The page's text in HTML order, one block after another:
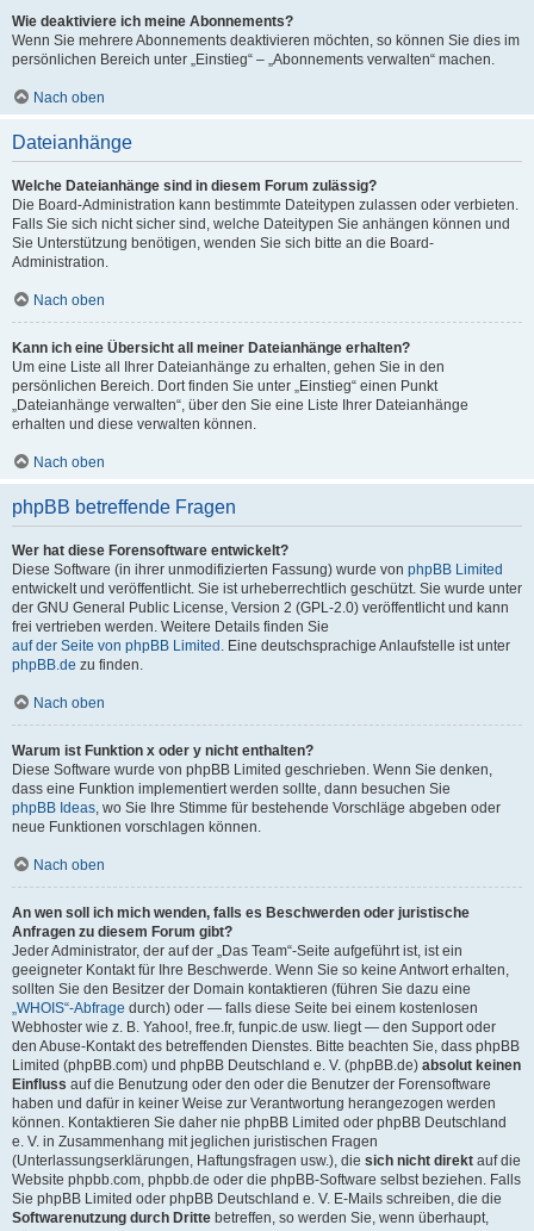
Wie deaktiviere ich meine Abonnements?
Wenn Sie mehrere Abonnements deaktivieren möchten, so können Sie dies im
persönlichen Bereich unter „Einstieg“ – „Abonnements verwalten“ machen.
Nach oben
Dateianhänge
Welche Dateianhänge sind in diesem Forum zulässig?
Die Board-Administration kann bestimmte Dateitypen zulassen oder verbieten.
Falls Sie sich nicht sicher sind, welche Dateitypen Sie anhängen können und
Sie Unterstützung benötigen, wenden Sie sich bitte an die Board-
Administration.
Nach oben
Kann ich eine Übersicht all meiner Dateianhänge erhalten?
Um eine Liste all Ihrer Dateianhänge zu erhalten, gehen Sie in den
persönlichen Bereich. Dort finden Sie unter „Einstieg“ einen Punkt
„Dateianhänge verwalten“, über den Sie eine Liste Ihrer Dateianhänge
erhalten und diese verwalten können.
Nach oben
phpBB betreffende Fragen
Wer hat diese Forensoftware entwickelt?
Diese Software (in ihrer unmodifizierten Fassung) wurde von phpBB Limited
entwickelt und veröffentlicht. Sie ist urheberrechtlich geschützt. Sie wurde unter
der GNU General Public License, Version 2 (GPL-2.0) veröffentlicht und kann
frei vertrieben werden. Weitere Details finden Sie
auf der Seite von phpBB Limited . Eine deutschsprachige Anlaufstelle ist unter
phpBB.de zu finden.
Nach oben
Warum ist Funktion x oder y nicht enthalten?
Diese Software wurde von phpBB Limited geschrieben. Wenn Sie denken,
dass eine Funktion implementiert werden sollte, dann besuchen Sie
phpBB Ideas, wo Sie Ihre Stimme für bestehende Vorschläge abgeben oder
neue Funktionen vorschlagen können.
Nach oben
An wen soll ich mich wenden, falls es Beschwerden oder juristische
Anfragen zu diesem Forum gibt?
Jeder Administrator, der auf der „Das Team“-Seite aufgeführt ist, ist ein
geeigneter Kontakt für Ihre Beschwerde. Wenn Sie so keine Antwort erhalten,
sollten Sie den Besitzer der Domain kontaktieren (führen Sie dazu eine
„WHOIS“-Abfrage durch) oder — falls diese Seite bei einem kostenlosen
Webhoster wie z. B. Yahoo!, free.fr, funpic.de usw. liegt — den Support oder
den Abuse-Kontakt des betreffenden Dienstes. Bitte beachten Sie, dass phpBB
Limited (phpBB.com) und phpBB Deutschland e. V. (phpBB.de) absolut keinen
Einfluss auf die Benutzung oder den oder die Benutzer der Forensoftware
haben und dafür in keiner Weise zur Verantwortung herangezogen werden
können. Kontaktieren Sie daher nie phpBB Limited oder phpBB Deutschland
e. V. in Zusammenhang mit jeglichen juristischen Fragen
(Unterlassungserklärungen, Haftungsfragen usw.), die sich nicht direkt auf die
Website phpbb.com, phpbb.de oder die phpBB-Software selbst beziehen. Falls
Sie phpBB Limited oder phpBB Deutschland e. V. E-Mails schreiben, die die
Softwarenutzung durch Dritte betreffen, so werden Sie, wenn überhaupt,